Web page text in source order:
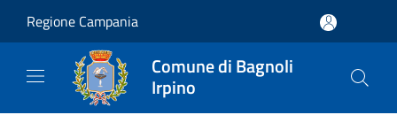
Regione Campania
Comune di Bagnoli
Irpino